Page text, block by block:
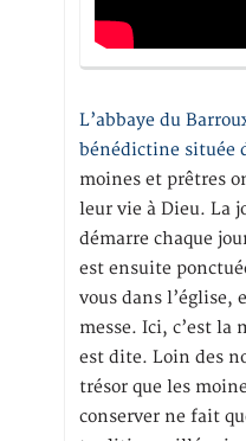
L’abbaye du
bénédictine située
moines et prêtres
leur vie à Dieu. La
démarre chaque
est ensuite
vous dans l’église,
messe. Ici, c’est la
est dite. Loin des
trésor que les
conserver ne fait